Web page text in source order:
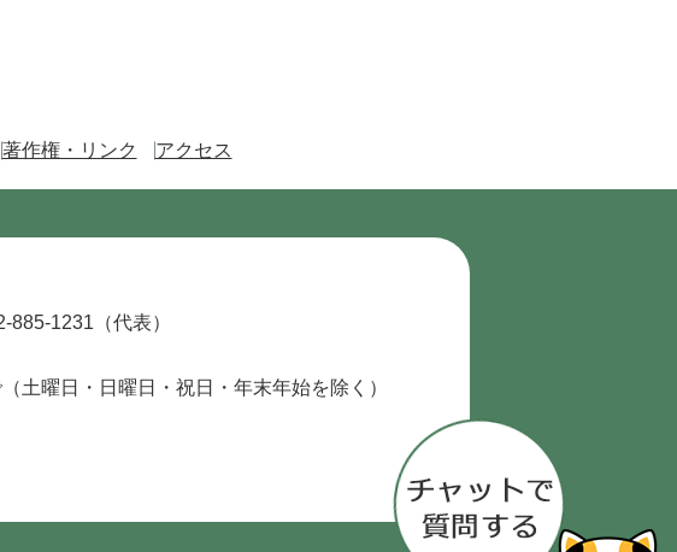
著作権・リンク アクセス
885-1231（代表）
（土曜日・日曜日・祝日・年末年始を除く）